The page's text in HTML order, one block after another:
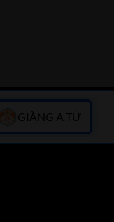
GIÀNG A TỨ